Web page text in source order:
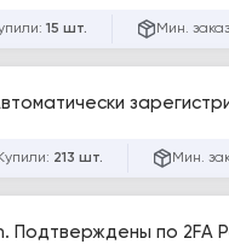
15 шт. Мин.
213 шт. Мин.
Подтверждены по 2FA